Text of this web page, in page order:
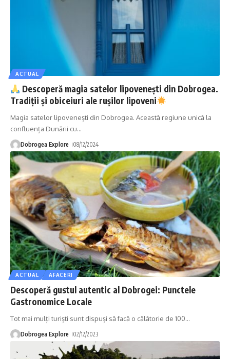
ACTUAL
Descoperă magia satelor lipovenești din Dobrogea.
Tradiții și obiceiuri ale rușilor lipoveni
Magia satelor lipovenești din Dobrogea. Această regiune unică la
confluența Dunării cu…
Dobrogea Explore 08/12/2024
ACTUAL AFACERI
Descoperă gustul autentic al Dobrogei: Punctele
Gastronomice Locale
Tot mai mulți turiști sunt dispuși să facă o călătorie de 100…
Dobrogea Explore 02/12/2023